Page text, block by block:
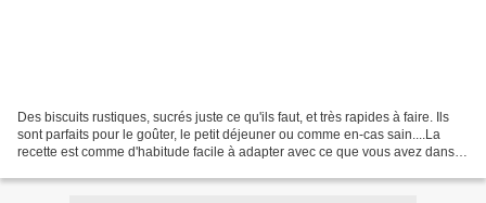
Des biscuits rustiques, sucrés juste ce qu'ils faut, et très rapides à faire. Ils
sont parfaits pour le goûter, le petit déjeuner ou comme en-cas sain....La
recette est comme d'habitude facile à adapter avec ce que vous avez dans